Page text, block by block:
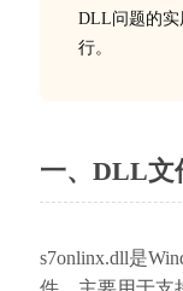
DLL问题的实
行。
一、DLL文
s7onlinx.dll是